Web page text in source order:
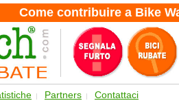
Come contribuire a Bike
| Partners | Contattaci